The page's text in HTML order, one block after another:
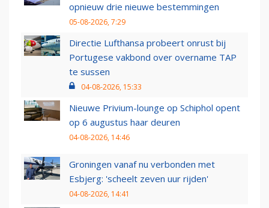
opnieuw drie nieuwe bestemmingen
05-08-2026, 7:29
Directie Lufthansa probeert onrust bij
Portugese vakbond over overname TAP
te sussen
04-08-2026, 15:33
Nieuwe Privium-lounge op Schiphol opent
op 6 augustus haar deuren
04-08-2026, 14:46
Groningen vanaf nu verbonden met
Esbjerg: 'scheelt zeven uur rijden'
04-08-2026, 14:41